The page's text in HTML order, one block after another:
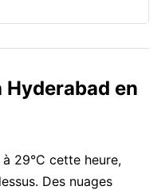
en
29°C cette heure,
Des nuages